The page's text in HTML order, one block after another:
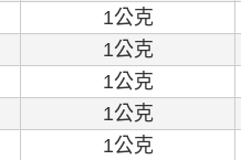
1公克
1公克
1公克
1公克
1公克